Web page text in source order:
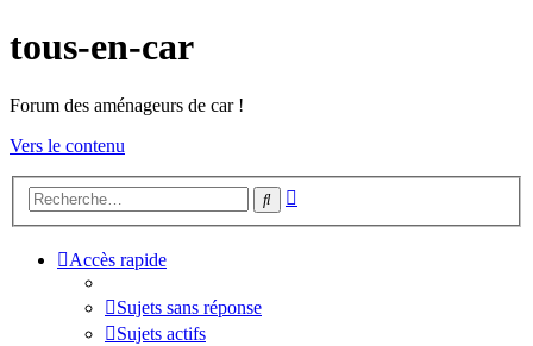
tous-en-car
Forum des aménageurs de car !
Vers le contenu
Rechercher
Accès rapide
Sujets sans réponse
Sujets actifs